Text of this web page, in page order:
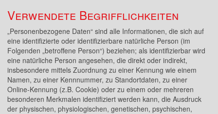
Verwendete Begrifflichkeiten
„Personenbezogene Daten“ sind alle Informationen, die sich auf
eine identifizierte oder identifizierbare natürliche Person (im
Folgenden „betroffene Person“) beziehen; als identifizierbar wird
eine natürliche Person angesehen, die direkt oder indirekt,
insbesondere mittels Zuordnung zu einer Kennung wie einem
Namen, zu einer Kennnummer, zu Standortdaten, zu einer
Online-Kennung (z.B. Cookie) oder zu einem oder mehreren
besonderen Merkmalen identifiziert werden kann, die Ausdruck
der physischen, physiologischen, genetischen, psychischen,